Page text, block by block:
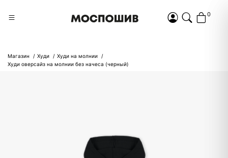
0
Магазин Худи
Худи на молнии
Худи оверсайз на молнии без начеса (черный)